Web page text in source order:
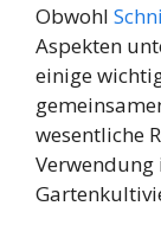
Obwohl
Aspekten
einige
wesentliche
Verwendung